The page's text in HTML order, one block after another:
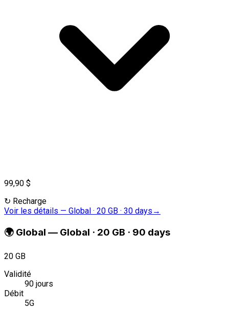
99,90 $
↻ Recharge
Voir les détails — Global · 20 GB · 30 days →
🌍 Global — Global · 20 GB · 90 days
20 GB
Validité
90 jours
Débit
5G